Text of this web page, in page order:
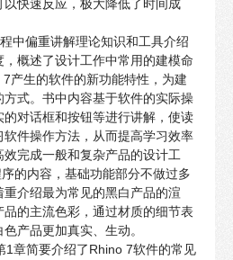
快速反应，极大降低了时间成
中偏重讲解理论知识和工具介绍
概述了设计工作中常用的建模命
产生的软件的新功能特性，为建
式。书中内容基于软件的实际操
对话框和按钮等进行讲解，使读
件操作方法，从而提高学习效率
完成一般和复杂产品的设计工
的内容，基础功能部分不做过多
介绍最为常见的黑白产品的渲
的主流色彩，通过材质的细节表
产品更加真实、生动。
1章简要介绍了Rhino 7软件的常见